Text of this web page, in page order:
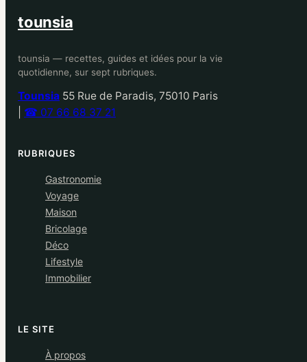
tounsia
tounsia — recettes, guides et idées pour la vie
quotidienne, sur sept rubriques.
Tounsia 55 Rue de Paradis, 75010 Paris
☎ 07 66 68 37 21
RUBRIQUES
Gastronomie
Voyage
Maison
Bricolage
Déco
Lifestyle
Immobilier
LE SITE
À propos